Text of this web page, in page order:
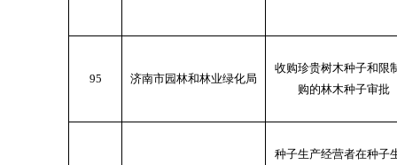
95 济南市园林和林业绿化局
收购珍贵树木种子和限
购的林木种子审批
种子生产经营者在种子